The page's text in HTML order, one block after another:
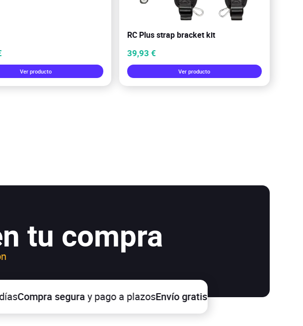
Ver producto
RC Plus strap bracket kit
39,93 €
Ver producto
tu compra
seguray pago a plazosEnvío gratisa partir de 100€